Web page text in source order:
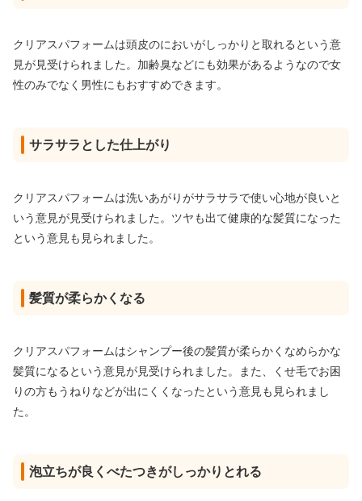
クリアスパフォームは頭皮のにおいがしっかりと取れるという意
見が見受けられました。加齢臭などにも効果があるようなので女
性のみでなく男性にもおすすめできます。
サラサラとした仕上がり
クリアスパフォームは洗いあがりがサラサラで使い心地が良いと
いう意見が見受けられました。ツヤも出て健康的な髪質になった
という意見も見られました。
髪質が柔らかくなる
クリアスパフォームはシャンプー後の髪質が柔らかくなめらかな
髪質になるという意見が見受けられました。また、くせ毛でお困
りの方もうねりなどが出にくくなったという意見も見られまし
た。
泡立ちが良くべたつきがしっかりとれる